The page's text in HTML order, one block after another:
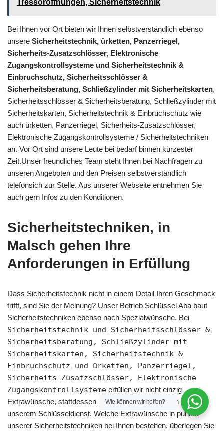
Tressoröffnungen, Sicherheitstechnik
Bei Ihnen vor Ort bieten wir Ihnen selbstverständlich ebenso
unsere Sicherheitstechnik, ürketten, Panzerriegel,
Sicherheits-Zusatzschlösser, Elektronische
Zugangskontrollsysteme und Sicherheitstechnik &
Einbruchschutz, Sicherheitsschlösser &
Sicherheitsberatung, Schließzylinder mit Sicherheitskarten,
Sicherheitsschlösser & Sicherheitsberatung, Schließzylinder mit
Sicherheitskarten, Sicherheitstechnik & Einbruchschutz wie
auch ürketten, Panzerriegel, Sicherheits-Zusatzschlösser,
Elektronische Zugangskontrollsysteme / Sicherheitstechniken
an. Vor Ort sind unsere Leute bei bedarf binnen kürzester
Zeit.Unser freundliches Team steht Ihnen bei Nachfragen zu
unseren Angeboten und den Preisen selbstverständlich
telefonsich zur Stelle. Aus unserer Webseite entnehmen Sie
auch gern Infos zu den Konditionen.
Sicherheitstechniken, in
Malsch gehen Ihre
Anforderungen in Erfüllung
Dass Sicherheitstechnik nicht in einem Detail Ihren Geschmack
trifft, sind Sie der Meinung? Unser Betrieb Schlüssel Aba baut
Sicherheitstechniken ebenso nach Spezialwünsche. Bei
Sicherheitstechnik und Sicherheitsschlösser &
Sicherheitsberatung, Schließzylinder mit
Sicherheitskarten, Sicherheitstechnik &
Einbruchschutz und ürketten, Panzerriegel,
Sicherheits-Zusatzschlösser, Elektronische
Zugangskontrollsysteme erfüllen wir nicht einzig
Extrawünsche, stattdessen bei allen Unterkategorien von
unserem Schlüsseldienst. Welche Extrawünsche in puncto
unserer Sicherheitstechniken bei Ihnen bestehen, überlegen Sie
Wie können wir helfen?